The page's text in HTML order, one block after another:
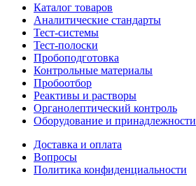
Каталог товаров
Аналитические стандарты
Тест-системы
Тест-полоски
Пробоподготовка
Контрольные материалы
Пробоотбор
Реактивы и растворы
Органолептический контроль
Оборудование и принадлежности
Доставка и оплата
Вопросы
Политика конфиденциальности